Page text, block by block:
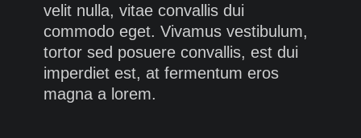
velit nulla, vitae convallis dui
commodo eget. Vivamus vestibulum,
tortor sed posuere convallis, est dui
imperdiet est, at fermentum eros
magna a lorem.